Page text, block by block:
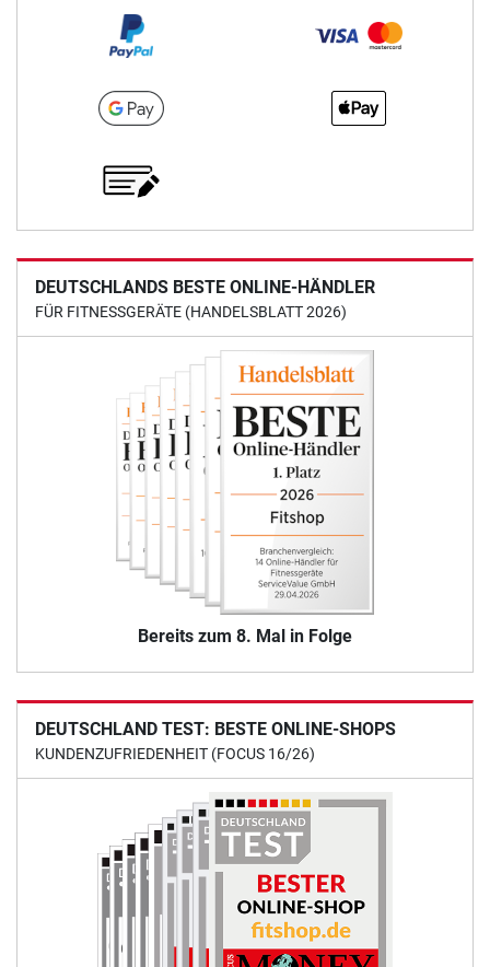
DEUTSCHLANDS BESTE ONLINE-HÄNDLER
FÜR FITNESSGERÄTE (HANDELSBLATT 2026)
Bereits zum 8. Mal in Folge
DEUTSCHLAND TEST: BESTE ONLINE-SHOPS
KUNDENZUFRIEDENHEIT (FOCUS 16/26)